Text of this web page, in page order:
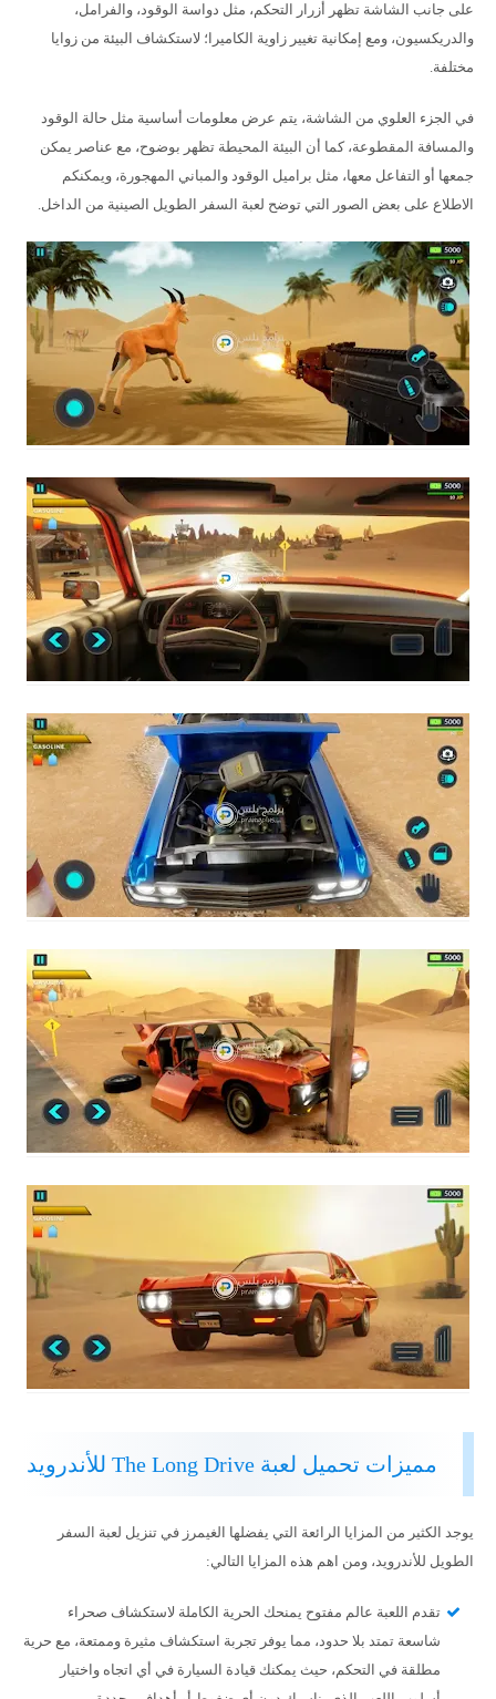
على جانب الشاشة تظهر أزرار التحكم، مثل دواسة الوقود، والفرامل،
والدريكسيون، ومع إمكانية تغيير زاوية الكاميرا؛ لاستكشاف البيئة من زوايا
مختلفة.
في الجزء العلوي من الشاشة، يتم عرض معلومات أساسية مثل حالة الوقود
والمسافة المقطوعة، كما أن البيئة المحيطة تظهر بوضوح، مع عناصر يمكن
جمعها أو التفاعل معها، مثل براميل الوقود والمباني المهجورة، ويمكنكم
الاطلاع على بعض الصور التي توضح لعبة السفر الطويل الصينية من الداخل.
مميزات تحميل لعبة The Long Drive للأندرويد
يوجد الكثير من المزايا الرائعة التي يفضلها الغيمرز في تنزيل لعبة السفر
الطويل للأندرويد، ومن اهم هذه المزايا التالي:
تقدم اللعبة عالم مفتوح يمنحك الحرية الكاملة لاستكشاف صحراء
شاسعة تمتد بلا حدود، مما يوفر تجربة استكشاف مثيرة وممتعة، مع حرية
مطلقة في التحكم، حيث يمكنك قيادة السيارة في أي اتجاه واختيار